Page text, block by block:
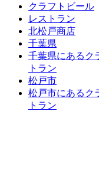
クラフトビール
レストラン
北松戸商店
千葉県
千葉県にあるク
トラン
松戸市
松戸市にあるク
トラン